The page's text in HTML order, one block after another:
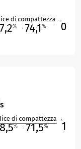
di compattezza
% 74,1% 0
di compattezza
% 71,5% 1